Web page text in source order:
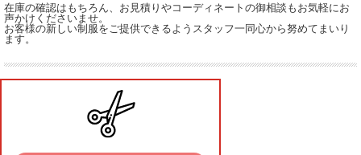
在庫の確認はもちろん、お見積りやコーディネートの御相談もお気軽にお
声かけくださいませ。
お客様の新しい制服をご提供できるようスタッフ一同心から努めてまいり
ます。